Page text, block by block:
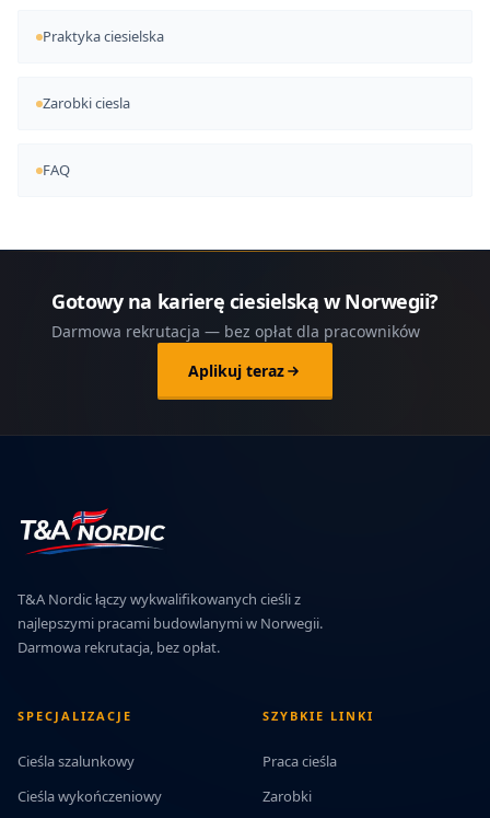
Praktyka ciesielska
Zarobki ciesla
FAQ
Gotowy na karierę ciesielską w Norwegii?
Darmowa rekrutacja — bez opłat dla pracowników
Aplikuj teraz
T&A Nordic łączy wykwalifikowanych cieśli z
najlepszymi pracami budowlanymi w Norwegii.
Darmowa rekrutacja, bez opłat.
SPECJALIZACJE
Cieśla szalunkowy
Cieśla wykończeniowy
SZYBKIE LINKI
Praca cieśla
Zarobki